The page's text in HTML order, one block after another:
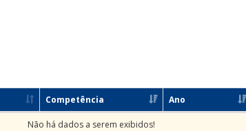
Competência Ano
Não há dados a serem exibidos!